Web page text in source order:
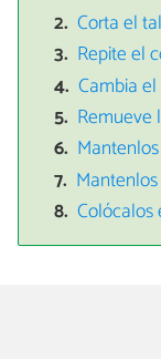
Corta el
Repite el
Cambia
Remueve